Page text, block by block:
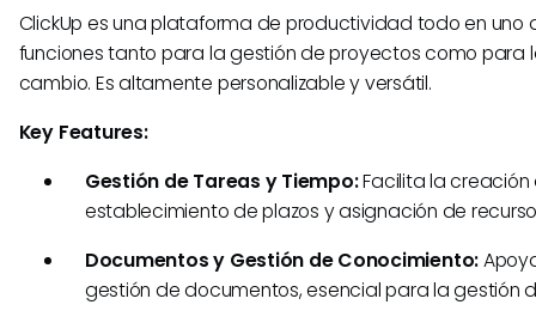
ClickUp es una plataforma de productividad todo en uno
funciones tanto para la gestión de proyectos como para
cambio. Es altamente personalizable y versátil.
Key Features:
Gestión de Tareas y Tiempo:Facilita la creación
establecimiento de plazos y asignación de
Documentos y Gestión de Conocimiento:
gestión de documentos, esencial para la gestión